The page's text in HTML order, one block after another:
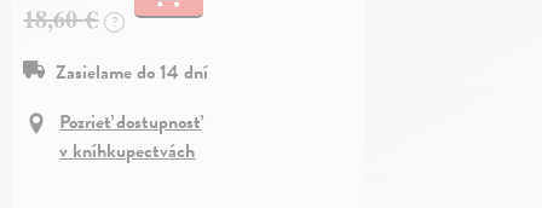
18,60 € ?
Zasielame do 14 dní
Pozrieť dostupnosť
v kníhkupectvách